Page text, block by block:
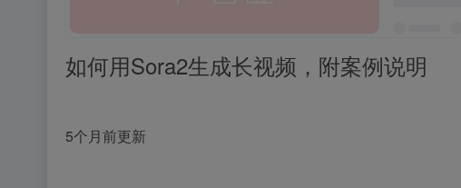
如何用Sora2生成长视频，附案例说明
5个月前更新